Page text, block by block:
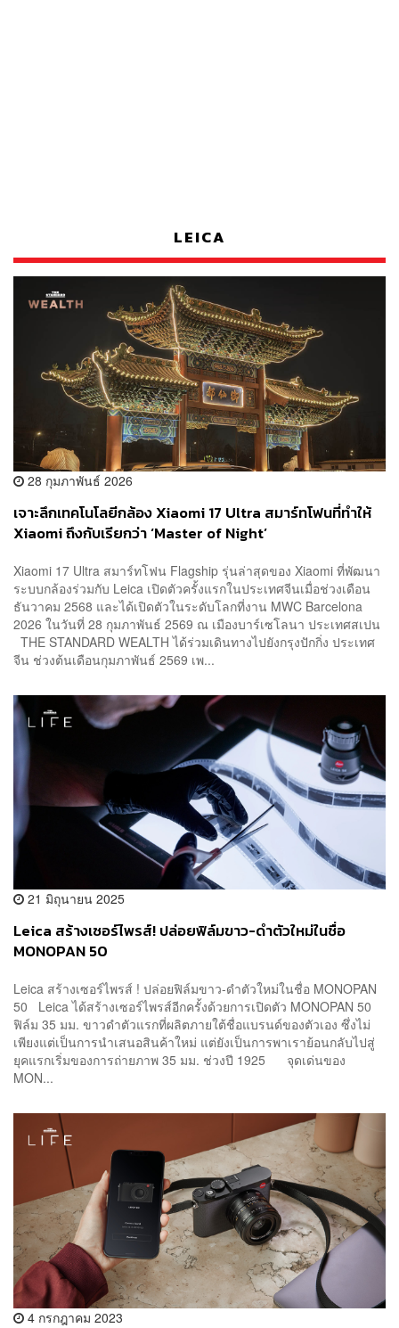
LEICA
28 กุมภาพันธ์ 2026
เจาะลึกเทคโนโลยีกล้อง Xiaomi 17 Ultra สมาร์ทโฟนที่ทำให้
Xiaomi ถึงกับเรียกว่า ‘Master of Night’
Xiaomi 17 Ultra สมาร์ทโฟน Flagship รุ่นล่าสุดของ Xiaomi ที่พัฒนา
ระบบกล้องร่วมกับ Leica เปิดตัวครั้งแรกในประเทศจีนเมื่อช่วงเดือน
ธันวาคม 2568 และได้เปิดตัวในระดับโลกที่งาน MWC Barcelona
2026 ในวันที่ 28 กุมภาพันธ์ 2569 ณ เมืองบาร์เซโลนา ประเทศสเปน
THE STANDARD WEALTH ได้ร่วมเดินทางไปยังกรุงปักกิ่ง ประเทศ
จีน ช่วงต้นเดือนกุมภาพันธ์ 2569 เพ...
21 มิถุนายน 2025
Leica สร้างเซอร์ไพรส์! ปล่อยฟิล์มขาว-ดำตัวใหม่ในชื่อ
MONOPAN 50
Leica สร้างเซอร์ไพรส์ ! ปล่อยฟิล์มขาว-ดำตัวใหม่ในชื่อ MONOPAN
50 Leica ได้สร้างเซอร์ไพรส์อีกครั้งด้วยการเปิดตัว MONOPAN 50
ฟิล์ม 35 มม. ขาวดำตัวแรกที่ผลิตภายใต้ชื่อแบรนด์ของตัวเอง ซึ่งไม่
เพียงแต่เป็นการนำเสนอสินค้าใหม่ แต่ยังเป็นการพาเราย้อนกลับไปสู่
ยุคแรกเริ่มของการถ่ายภาพ 35 มม. ช่วงปี 1925 จุดเด่นของ
MON...
4 กรกฎาคม 2023